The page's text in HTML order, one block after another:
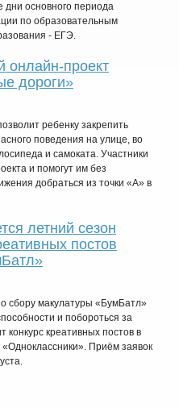
дни основного периода
по образовательным
- ЕГЭ.
проект
дороги»
ребенку закрепить
поведения на улице, во
и самоката. Участники
и помогут им без
добраться из точки «А» в
летний сезон
постов
сбору макулатуры «БумБатл»
и побороться за
конкурс креативных постов в
Приём заявок